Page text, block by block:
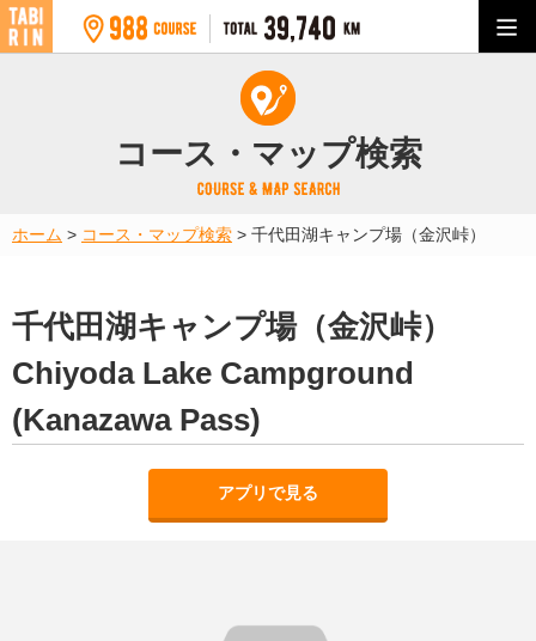
コース・マップ検索
ホーム > コース・マップ検索 > 千代田湖キャンプ場（金沢峠）
千代田湖キャンプ場（金沢峠）
Chiyoda Lake Campground
(Kanazawa Pass)
アプリで見る